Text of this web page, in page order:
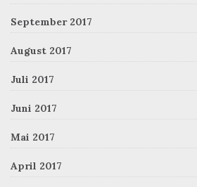
September 2017
August 2017
Juli 2017
Juni 2017
Mai 2017
April 2017